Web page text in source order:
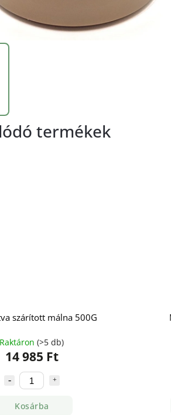
termékek
szárított málna 500G
Raktáron(>5 db)
14 985 Ft
Kosárba